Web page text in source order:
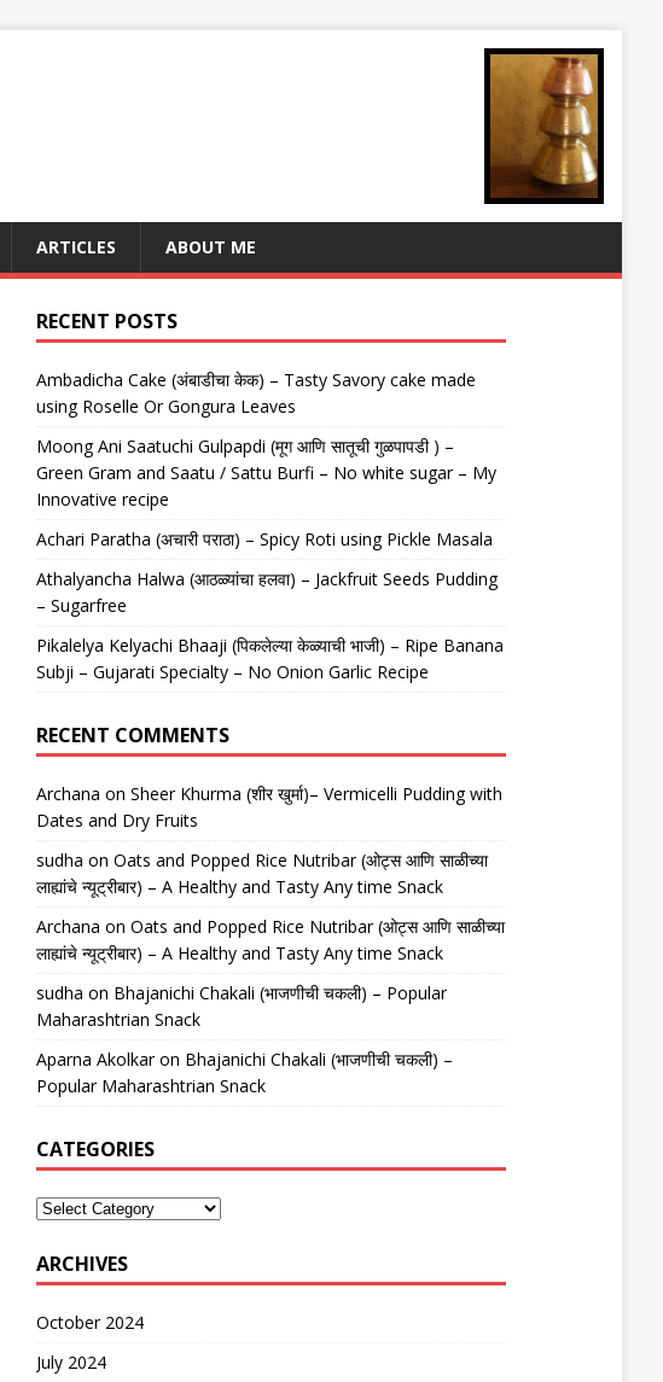
ARTICLES ABOUT ME
RECENT POSTS
Ambadicha Cake (अंबाडीचा केक) – Tasty Savory cake made
using Roselle Or Gongura Leaves
Moong Ani Saatuchi Gulpapdi (मूग आणि सातूची गुळपापडी ) –
Green Gram and Saatu / Sattu Burfi – No white sugar – My
Innovative recipe
Achari Paratha (अचारी पराठा) – Spicy Roti using Pickle Masala
Athalyancha Halwa (आठळ्यांचा हलवा) – Jackfruit Seeds Pudding
– Sugarfree
Pikalelya Kelyachi Bhaaji (पिकलेल्या केळ्याची भाजी) – Ripe Banana
Subji – Gujarati Specialty – No Onion Garlic Recipe
RECENT COMMENTS
Archana onSheer Khurma (शीर खुर्मा)– Vermicelli Pudding with
Dates and Dry Fruits
sudha onOats and Popped Rice Nutribar (ओट्स आणि साळीच्या
लाह्यांचे न्यूट्रीबार) – A Healthy and Tasty Any time Snack
Archana onOats and Popped Rice Nutribar (ओट्स आणि साळीच्या
लाह्यांचे न्यूट्रीबार) – A Healthy and Tasty Any time Snack
sudha on Bhajanichi Chakali (भाजणीची चकली) – Popular
Maharashtrian Snack
Aparna Akolkaron Bhajanichi Chakali (भाजणीची चकली) –
Popular Maharashtrian Snack
CATEGORIES
ARCHIVES
October 2024
July 2024